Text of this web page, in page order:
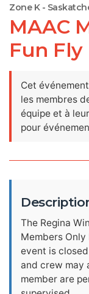
Zone K -
MAAC
Fun Fly
Cet
les membres
équipe et à
pour
The Regina
Members Only
event is
and crew may
member are